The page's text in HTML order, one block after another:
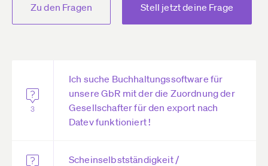
Zu den Fragen Stell jetzt deine Frage
3
Ich suche Buchhaltungssoftware für
unsere GbR mit der die Zuordnung der
Gesellschafter für den export nach
Datev funktioniert !
Scheinselbstständigkeit /